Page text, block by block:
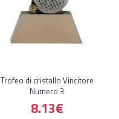
Trofeo di cristallo Vincitore
Numero 3
8.13€